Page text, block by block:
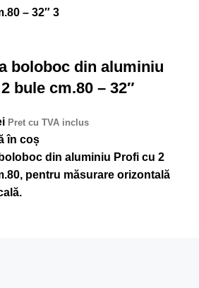
boloboc din aluminiu
bule cm.80 – 32″
Pret cu TVA inclus
în coș
din aluminiu Profi cu 2
pentru măsurare orizontală